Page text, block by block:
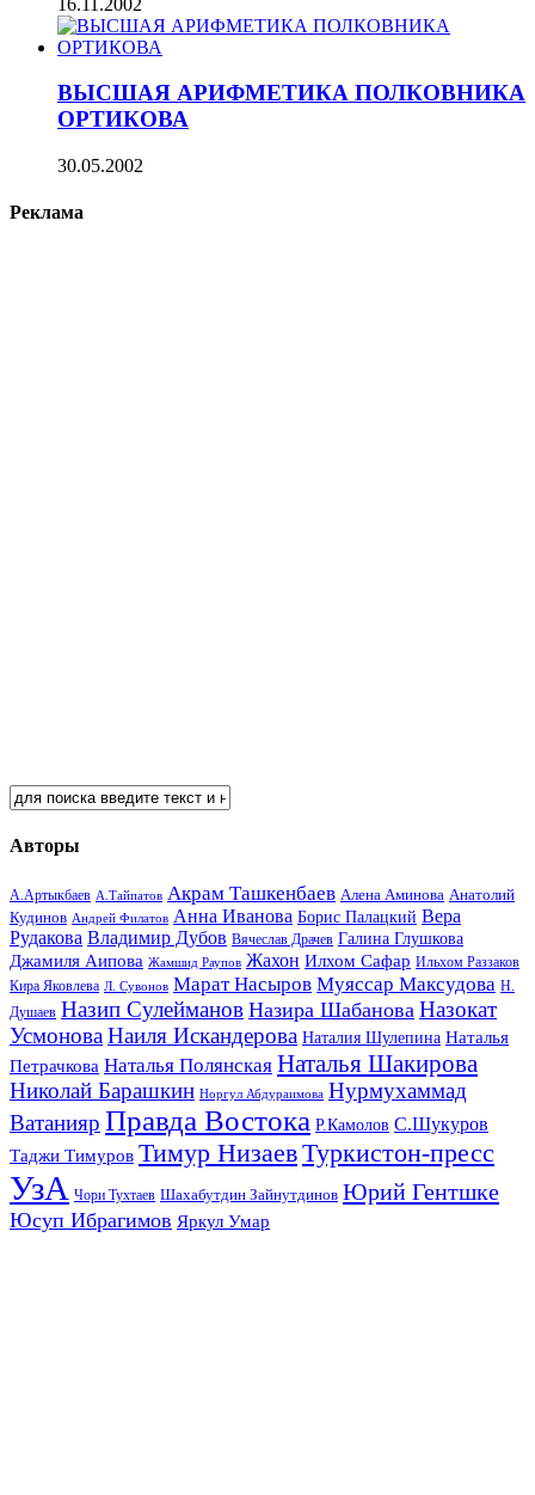
ВЫСШАЯ АРИФМЕТИКА ПОЛКОВНИКА
ОРТИКОВА
30.05.2002
Реклама
Авторы
А.Артыкбаев А.Тайпатов Акрам Ташкенбаев Алена Аминова Анатолий
Кудинов Андрей Филатов Анна Иванова Борис Палацкий Вера
Рудакова Владимир Дубов Вячеслав Драчев Галина Глушкова
Джамиля Аипова Жамшид Раупов Жахон Илхом Сафар Ильхом Раззаков
Кира Яковлева Л. Сувонов Марат Насыров Муяссар Максудова Н.
Душаев Назип Сулейманов Назира Шабанова Назокат
УсмоноваНаиля Искандерова Наталия Шулепина Наталья
Петрачкова Наталья Полянская Наталья Шакирова
Николай Барашкин Норгул Абдураимова Нурмухаммад
Ватанияр Правда Востока Р.Камолов С.Шукуров
Таджи Тимуров Тимур НизаевТуркистон-пресс
УзА Чори Тухтаев Шахабутдин Зайнутдинов Юрий Гентшке
Юсуп Ибрагимов Яркул Умар